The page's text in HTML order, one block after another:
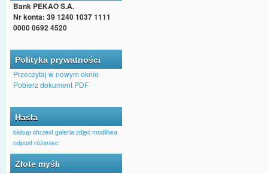
Bank PEKAO S.A.
Nr konta: 39 1240 1037 1111
0000 0692 4520
Polityka prywatności
Przeczytaj w nowym oknie
Pobierz dokument PDF
Hasła
biskup chrzest galeria zdjęć modlitwa
odpust różaniec
Złote myśli